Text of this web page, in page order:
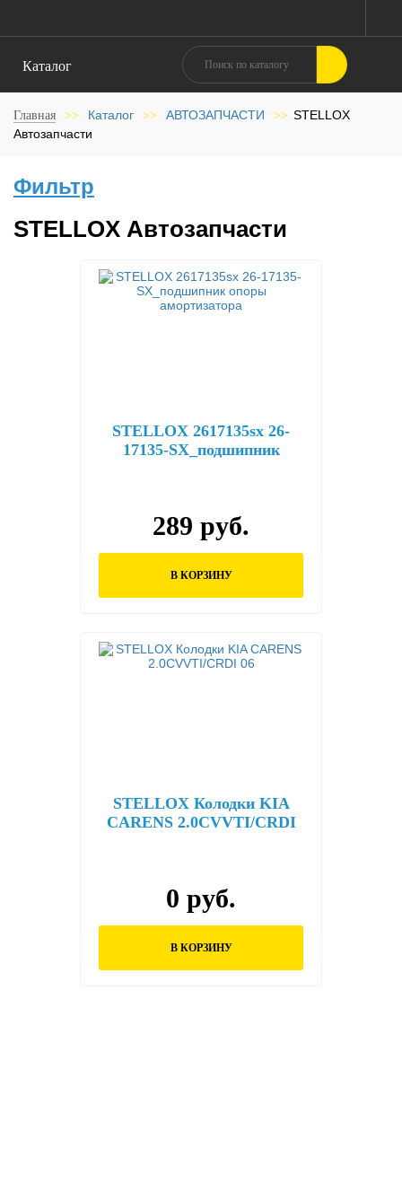
Каталог
Главная >> Каталог >> АВТОЗАПЧАСТИ >> STELLOX
Автозапчасти
Фильтр
STELLOX Автозапчасти
STELLOX 2617135sx 26-
17135-SX_подшипник
289 руб.
В КОРЗИНУ
STELLOX Колодки KIA
CARENS 2.0CVVTI/CRDI
0 руб.
В КОРЗИНУ